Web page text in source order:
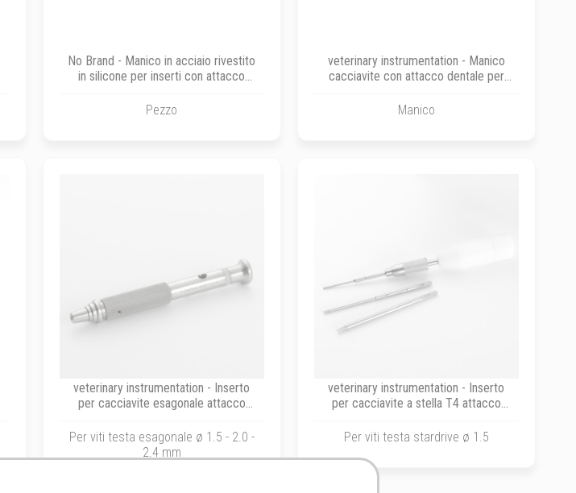
No Brand - Manico in acciaio rivestito
in silicone per inserti con attacco
Pezzo
veterinary instrumentation - Manico
cacciavite con attacco dentale per
mm
Manico
veterinary instrumentation - Inserto
per cacciavite esagonale attacco
Per viti testa esagonale ø 1.5 - 2.0 -
2.4 mm
veterinary instrumentation - Inserto
per cacciavite a stella T4 attacco
Per viti testa stardrive ø 1.5